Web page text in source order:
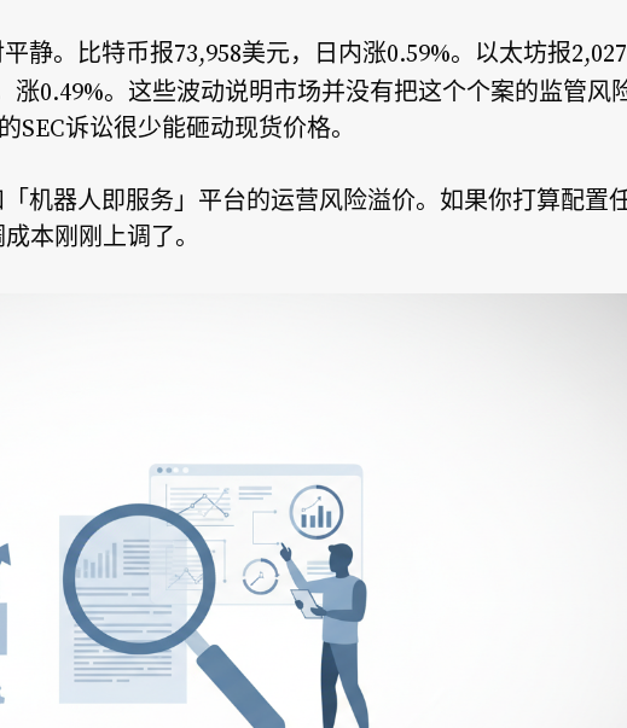
静。 比特币报73,958美元，日内涨0.59%。 以太坊报
涨0.49%。这些波动说明市场并没有把这个个案的监管风
诉讼很少能砸动现货价格。
机器人即服务」平台的运营风险溢价。如果你打算配置
本刚刚上调了。